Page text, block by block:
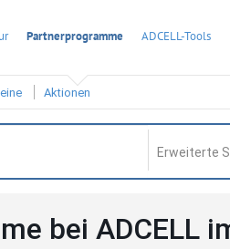
Partnerprogramme ADCELL-Tools
Aktionen
Erweiterte
bei ADCELL